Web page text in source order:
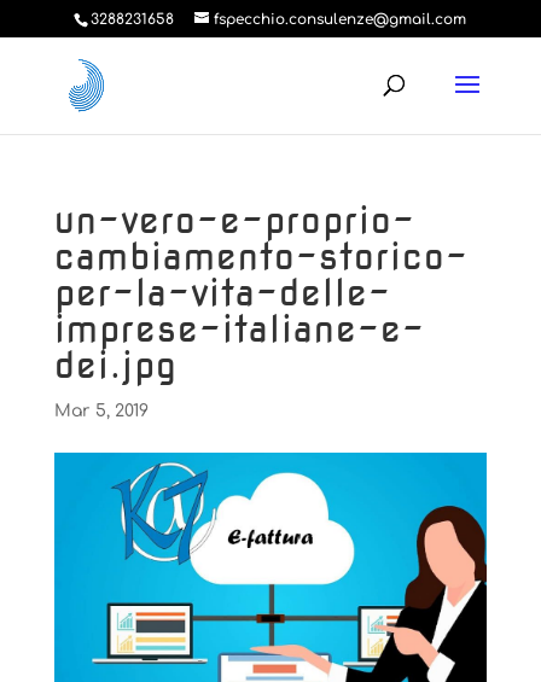
3288231658 fspecchio.consulenze@gmail.com
un-vero-e-proprio-
cambiamento-storico-
per-la-vita-delle-
imprese-italiane-e-
dei.jpg
Mar 5, 2019